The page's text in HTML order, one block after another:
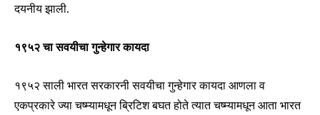
दयनीय झाली.
१९५२ चा सवयीचा गुन्हेगार कायदा
१९५२ साली भारत सरकारनी सवयीचा गुन्हेगार कायदा आणला व
एकप्रकारे ज्या चष्म्यामधून ब्रिटिश बघत होते त्यात चष्म्यामधून आता भारत